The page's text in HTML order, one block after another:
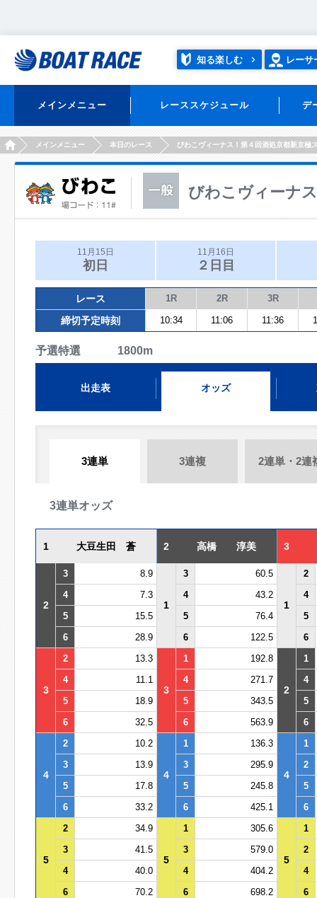
知る楽しむ レーサ
メインメニュー レーススケジュール デ
HOMEメインメニュー 本日のレース びわこヴィーナス！第４回酒処京都新京極
びわこヴィーナ
11月15日
初日
11月16日
２日目
レース 1R 2R 3R
締切予定時刻 10:34 11:06 11:36
予選特選 1800m
出走表 オッズ
3連単 3連複 2連単・2連
3連単オッズ
1 大豆生田 蒼 2 高橋 淳美 3
2
3 8.9
1
3 60.5
1
2
4
7.3 4 43.2
4
5
15.5 5 76.4
5
6
28.9 6 122.5 6
3
2 13.3
3
1 192.8
2
1
4
11.1 4 271.7
4
5
18.9 5 343.5
5
6
32.5 6 563.9 6
4
2 10.2
4
1 136.3
4
1
3
13.9 3 295.9
2
5
17.8 5 245.8
5
6
33.2 6 425.1 6
5
2 34.9
5
1 305.6
5
1
3
41.5 3 579.0
2
4
40.0 4 404.2
4
6
70.2 6 698.2 6